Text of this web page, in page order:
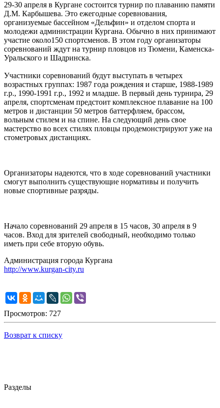
29-30 апреля в Кургане состоится турнир по плаванию памяти
Д.М. Карбышева. Это ежегодные соревнования,
организуемые бассейном «Дельфин» и отделом спорта и
молодежи администрации Кургана. Обычно в них принимают
участие около150 спортсменов. В этом году организаторы
соревнований ждут на турнир пловцов из Тюмени, Каменска-
Уральского и Шадринска.
Участники соревнований будут выступать в четырех
возрастных группах: 1987 года рождения и старше, 1988-1989
г.р., 1990-1991 г.р., 1992 и младше. В первый день турнира, 29
апреля, спортсменам предстоит комплексное плавание на 100
метров и дистанции 50 метров баттерфляем, брассом,
вольным стилем и на спине. На следующий день свое
мастерство во всех стилях пловцы продемонстрируют уже на
стометровых дистанциях.
Организаторы надеются, что в ходе соревнований участники
смогут выполнить существующие нормативы и получить
новые спортивные разряды.
Начало соревнований 29 апреля в 15 часов, 30 апреля в 9
часов. Вход для зрителей свободный, необходимо только
иметь при себе вторую обувь.
Администрация города Кургана
http://www.kurgan-city.ru
Просмотров: 727
Возврат к списку
Разделы